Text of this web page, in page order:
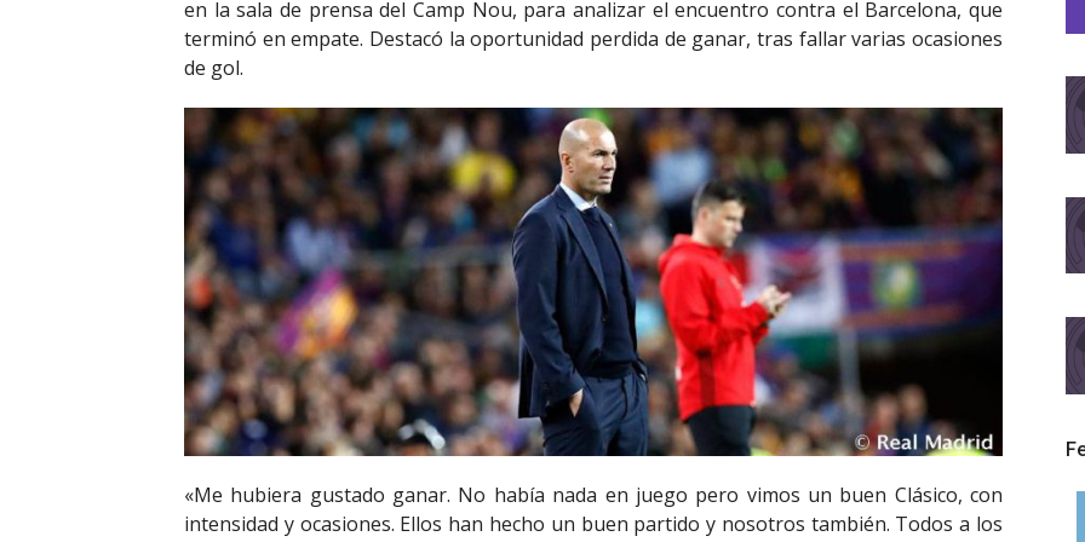
en la sala de prensa del Camp Nou, para analizar el encuentro contra el Barcelona, que
terminó en empate. Destacó la oportunidad perdida de ganar, tras fallar varias ocasiones
de gol.
«Me hubiera gustado ganar. No había nada en juego pero vimos un buen Clásico, con
intensidad y ocasiones. Ellos han hecho un buen partido y nosotros también. Todos a los